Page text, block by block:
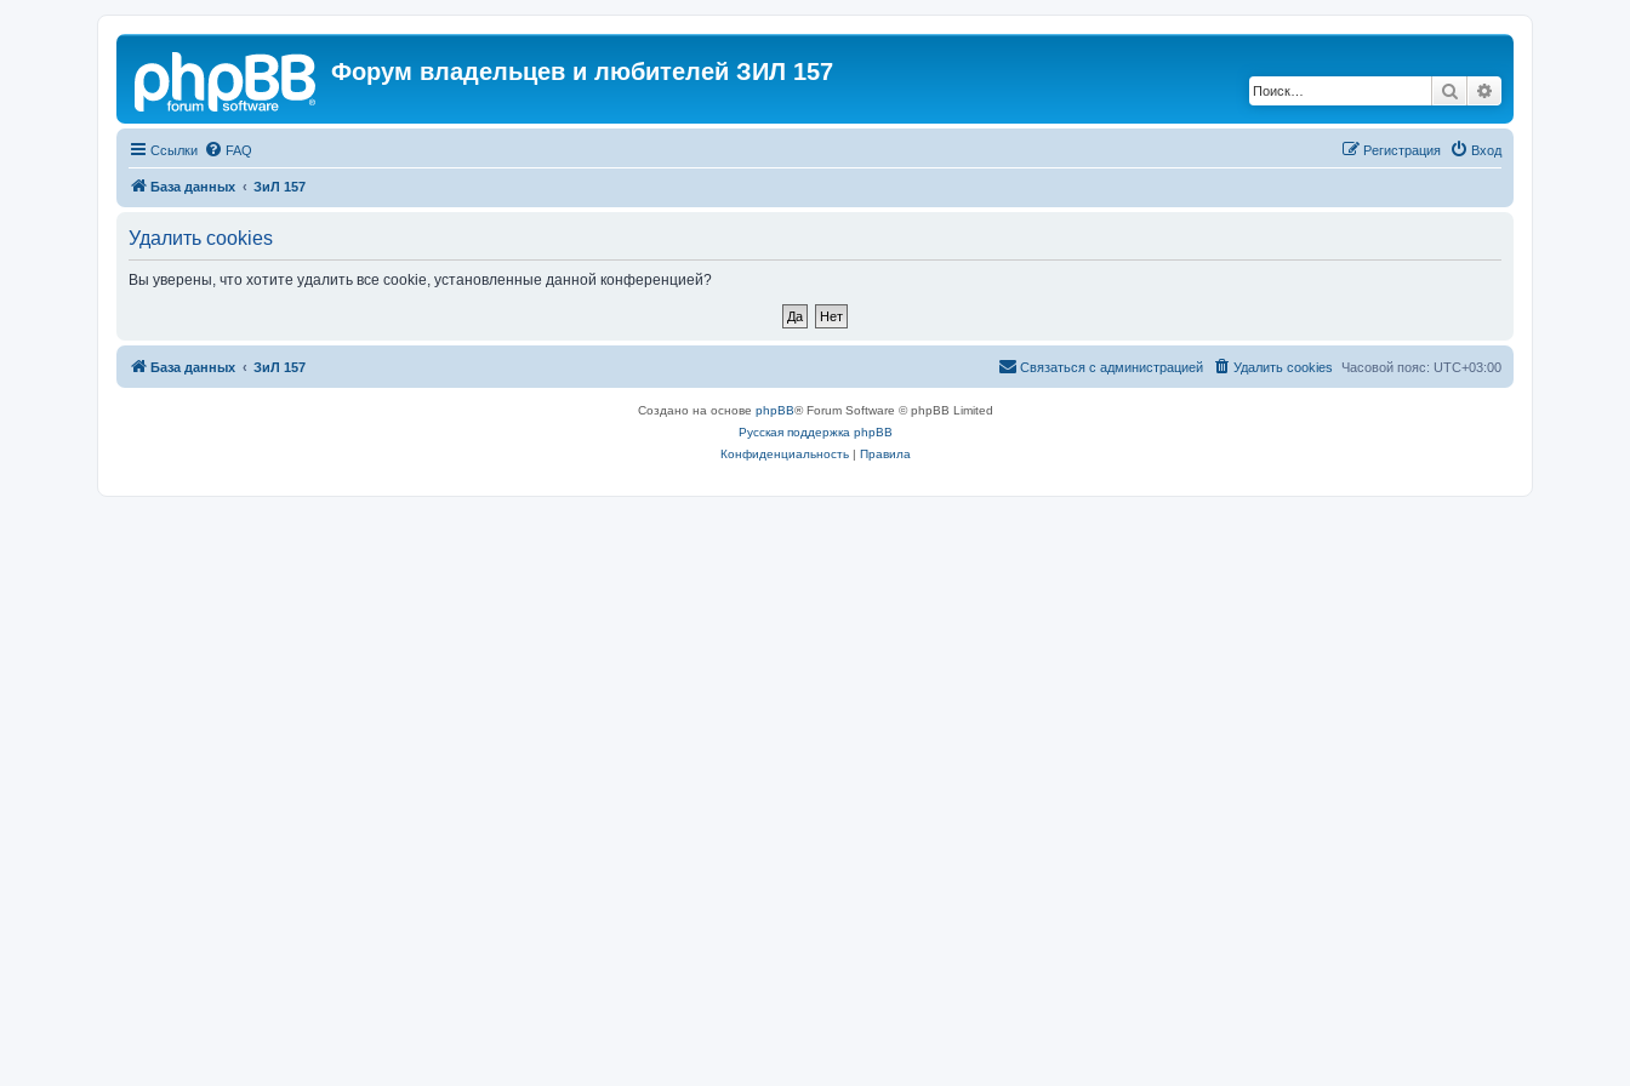
Форум владельцев и любителей ЗИЛ 157
Поиск
Ссылки FAQ Вход
Регистрация
База данных ЗиЛ 157
Удалить cookies
Вы уверены, что хотите удалить все cookie, установленные данной конференцией?
База данных ЗиЛ 157 Часовой пояс: UTC+03:00
Удалить cookies
Связаться с администрацией
Создано на основе phpBB® Forum Software © phpBB Limited
Русская поддержка phpBB
Конфиденциальность| Правила